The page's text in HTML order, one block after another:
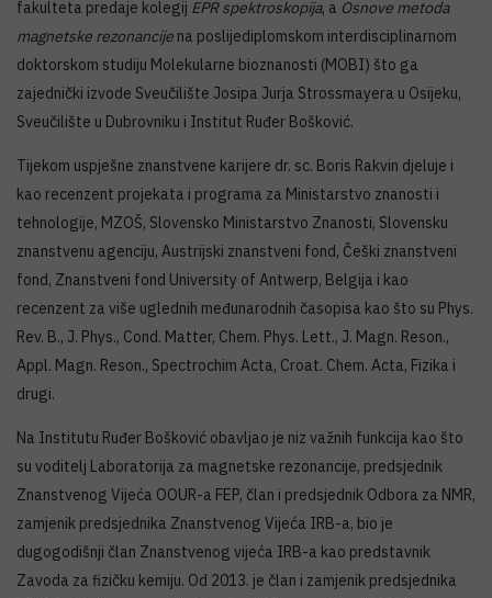
fakulteta predaje kolegij EPR spektroskopija, a Osnove metoda
magnetske rezonancije na poslijediplomskom interdisciplinarnom
doktorskom studiju Molekularne bioznanosti (MOBI) što ga
zajednički izvode Sveučilište Josipa Jurja Strossmayera u Osijeku,
Sveučilište u Dubrovniku i Institut Ruđer Bošković.
Tijekom uspješne znanstvene karijere dr. sc. Boris Rakvin djeluje i
kao recenzent projekata i programa za Ministarstvo znanosti i
tehnologije, MZOŠ, Slovensko Ministarstvo Znanosti, Slovensku
znanstvenu agenciju, Austrijski znanstveni fond, Češki znanstveni
fond, Znanstveni fond University of Antwerp, Belgija i kao
recenzent za više uglednih međunarodnih časopisa kao što su Phys.
Rev. B., J. Phys., Cond. Matter, Chem. Phys. Lett., J. Magn. Reson.,
Appl. Magn. Reson., Spectrochim Acta, Croat. Chem. Acta, Fizika i
drugi.
Na Institutu Ruđer Bošković obavljao je niz važnih funkcija kao što
su voditelj Laboratorija za magnetske rezonancije, predsjednik
Znanstvenog Vijeća OOUR-a FEP, član i predsjednik Odbora za NMR,
zamjenik predsjednika Znanstvenog Vijeća IRB-a, bio je
dugogodišnji član Znanstvenog vijeća IRB-a kao predstavnik
Zavoda za fizičku kemiju. Od 2013. je član i zamjenik predsjednika